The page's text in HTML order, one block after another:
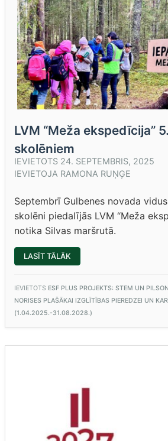
LVM “Meža ekspedīcija”
skolēniem
IEVIETOTS 24. SEPTEMBRIS, 2025
IEVIETOJA RAMONA RUŅĢE
Septembrī Gulbenes novada
skolēni piedalījās LVM “Meža
notika Silvas maršrutā.
LASĪT TĀLĀK
“MEŽA
SKOLĒNIEM”
IEVIETOTS ESF PLUS PROJEKTS: STEM UN
NORISES PLAŠĀKAI IZGLĪTĪBAS PIEREDZEI UN
(1.04.2025.-31.08.2028.)